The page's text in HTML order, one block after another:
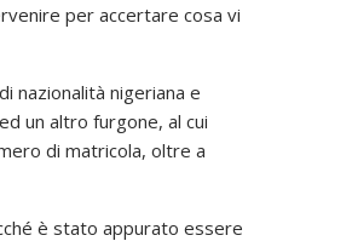
per accertare cosa vi
nazionalità nigeriana e
un altro furgone, al cui
di matricola, oltre a
è stato appurato essere